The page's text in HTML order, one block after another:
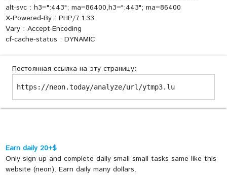
alt-svc : h3=":443"; ma=86400,h3=":443"; ma=86400
X-Powered-By : PHP/7.1.33
Vary : Accept-Encoding
cf-cache-status : DYNAMIC
Постоянная ссылка на эту страницу:
https://neon.today/analyze/url/ytmp3.lu
Earn daily 20+$
Only sign up and complete daily small small tasks same like this
website (neon). Earn daily many dollars.